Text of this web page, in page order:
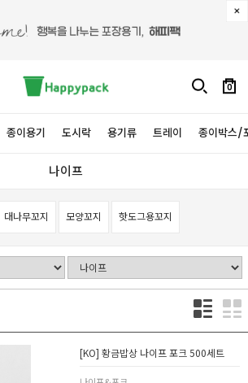
0
종이용기 도시락 용기류 트레이 종이박스/
나이프
대나무꼬지 모양꼬지 핫도그용꼬지
[KO] 황금밥상 나이프 포크 500세트